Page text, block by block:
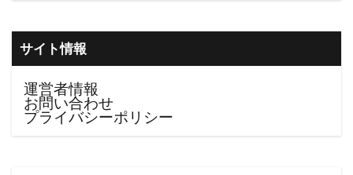
サイト情報
運営者情報
お問い合わせ
プライバシーポリシー